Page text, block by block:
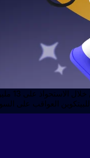
للبيتكوين العواقب